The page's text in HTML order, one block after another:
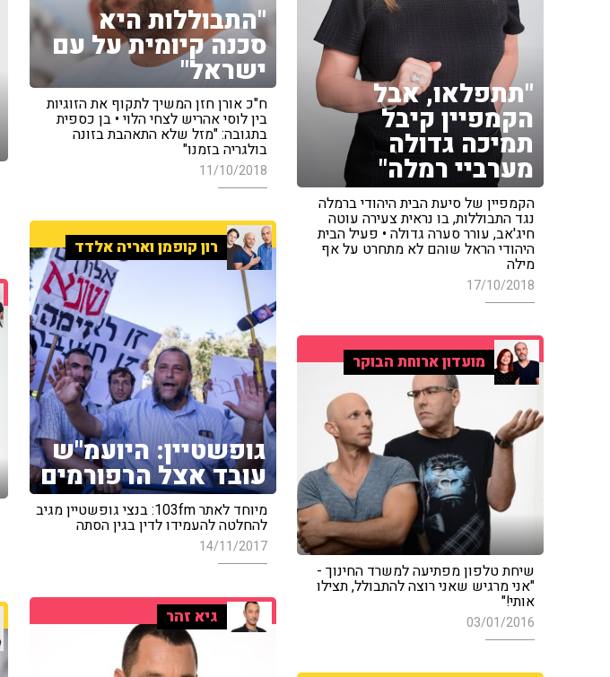
"תתפלאו, אבל
הקמפיין קיבל
תמיכה גדולה
מערביי רמלה"
הקמפיין של סיעת הבית היהודי ברמלה
נגד התבוללות, בו נראית צעירה עוטה
חיג'אב, עורר סערה גדולה • פעיל הבית
היהודי הראל שוהם לא מתחרט על אף
מילה
17/10/2018
"התבוללות היא
סכנה קיומית על עם
ישראל"
ח"כ אורן חזן המשיך לתקוף את הזוגיות
בין לוסי אהריש לצחי הלוי • בן כספית
בתגובה: "מזל שלא התאהבת בזונה
בולגריה בזמנו"
11/10/2018
רון קופמן ואריה אלדד
גופשטיין: היועמ"ש
עובד אצל הרפורמים
מיוחד לאתר 103fm: בנצי גופשטיין מגיב
להחלטה להעמידו לדין בגין הסתה
14/11/2017
מועדון ארוחת הבוקר
שיחת טלפון מפתיעה למשרד החינוך -
"אני מרגיש שאני רוצה להתבולל, תצילו
אותי!"
03/01/2016 גיא זהר